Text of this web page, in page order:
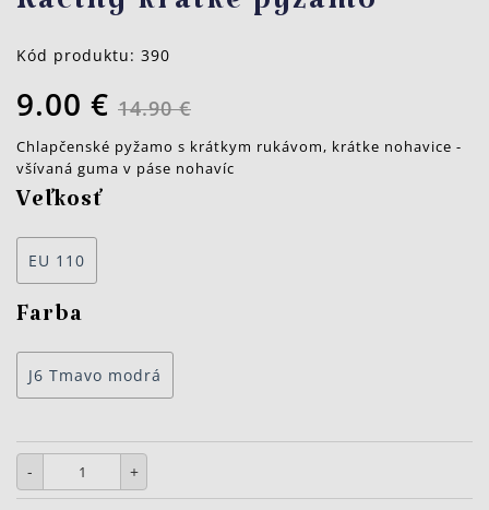
Kód produktu: 390
9.00 € 14.90 €
Chlapčenské pyžamo s krátkym rukávom, krátke nohavice -
všívaná guma v páse nohavíc
Veľkosť
EU 110
Farba
J6 Tmavo modrá
- +